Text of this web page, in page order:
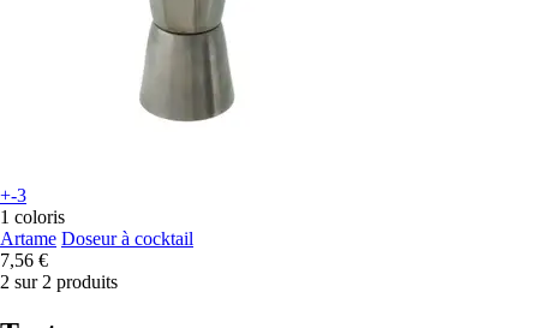
+-3
1 coloris
Artame Doseur à cocktail
7,56 €
2 sur 2 produits